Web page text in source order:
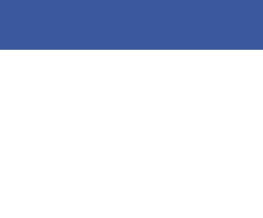
Fútbol internacional